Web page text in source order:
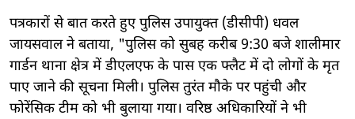
पत्रकारों से बात करते हुए पुलिस उपायुक्त (डीसीपी) धवल
जायसवाल ने बताया, "पुलिस को सुबह करीब 9:30 बजे शालीमार
गार्डन थाना क्षेत्र में डीएलएफ के पास एक फ्लैट में दो लोगों के मृत
पाए जाने की सूचना मिली। पुलिस तुरंत मौके पर पहुंची और
फोरेंसिक टीम को भी बुलाया गया। वरिष्ठ अधिकारियों ने भी